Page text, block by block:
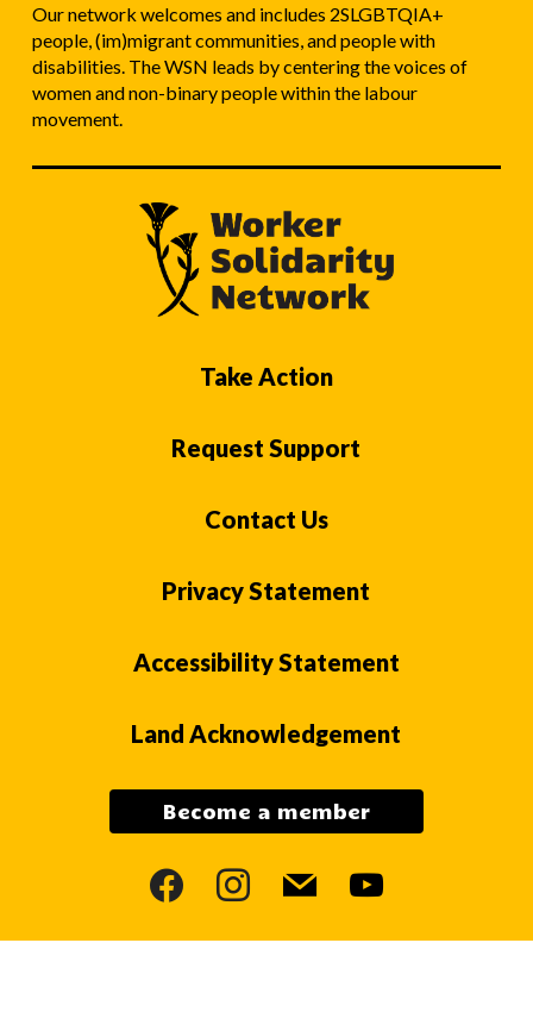
Our network welcomes and includes 2SLGBTQIA+
people, (im)migrant communities, and people with
disabilities. The WSN leads by centering the voices of
women and non-binary people within the labour
movement.
Take Action
Request Support
Contact Us
Privacy Statement
Accessibility Statement
Land Acknowledgement
Become a member
facebookinstagram
mail youtube